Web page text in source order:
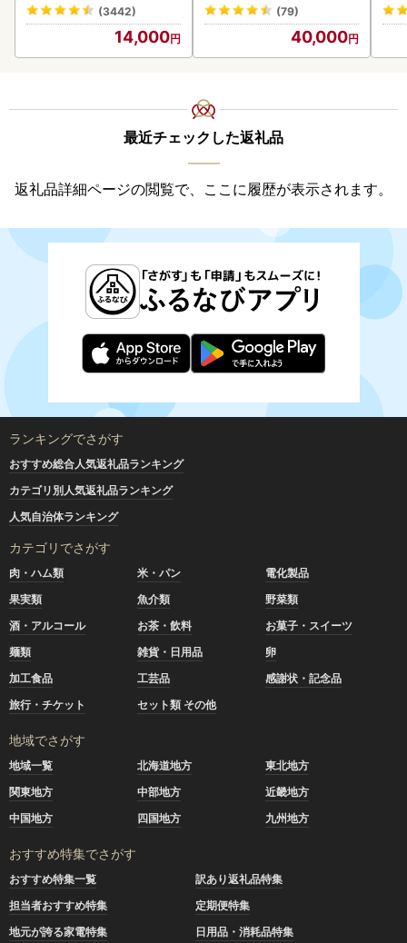
(3442)
14,000
(79)
40,000
最近チェックした返礼品
返礼品詳細ページの閲覧で、ここに履歴が表示されます。
ランキングでさがす
おすすめ総合人気返礼品ランキング
カテゴリ別人気返礼品ランキング
人気自治体ランキング
カテゴリでさがす
肉・ハム類 米・パン
電化製品
果実類
魚介類
野菜類
酒・アルコール
お茶・飲料
お菓子・スイーツ
麺類
雑貨・日用品
卵
加工食品
工芸品
感謝状・記念品
旅行・チケット
セット類 その他
地域でさがす
地域一覧 北海道地方
東北地方
関東地方
中部地方
近畿地方
中国地方
四国地方 九州地方
おすすめ特集でさがす
おすすめ特集一覧
訳あり返礼品特集
担当者おすすめ特集
定期便特集
地元が誇る家電特集
日用品・消耗品特集